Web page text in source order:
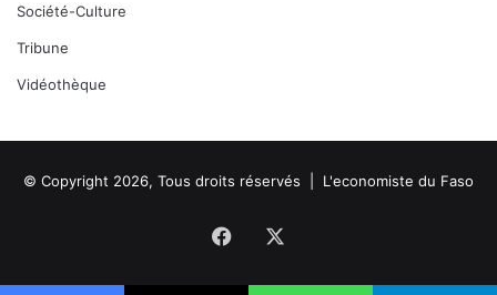
Société-Culture
Tribune
Vidéothèque
© Copyright 2026, Tous droits réservés | L'economiste du Faso
Facebook